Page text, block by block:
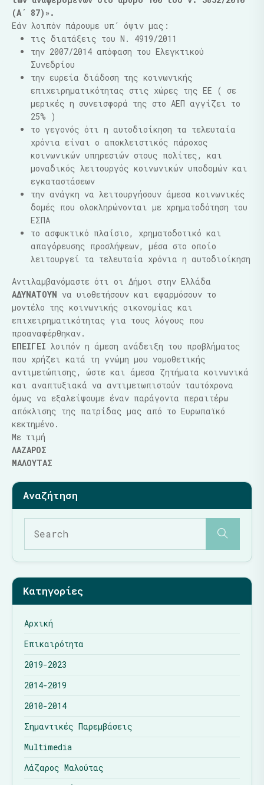
(Α΄ 87)».
Εάν λοιπόν πάρουμε υπ´ όψιν μας:
τις διατάξεις του Ν. 4919/2011
την 2007/2014 απόφαση του Ελεγκτικού
Συνεδρίου
την ευρεία διάδοση της κοινωνικής
επιχειρηματικότητας στις χώρες της ΕΕ ( σε
μερικές η συνεισφορά της στο ΑΕΠ αγγίζει το
25% )
το γεγονός ότι η αυτοδιοίκηση τα τελευταία
χρόνια είναι ο αποκλειστικός πάροχος
κοινωνικών υπηρεσιών στους πολίτες, και
μοναδικός λειτουργός κοινωνικών υποδομών και
εγκαταστάσεων
την ανάγκη να λειτουργήσουν άμεσα κοινωνικές
δομές που ολοκληρώνονται με χρηματοδότηση του
ΕΣΠΑ
το ασφυκτικό πλαίσιο, χρηματοδοτικό και
απαγόρευσης προσλήψεων, μέσα στο οποίο
λειτουργεί τα τελευταία χρόνια η αυτοδιοίκηση
Αντιλαμβανόμαστε ότι οι Δήμοι στην Ελλάδα
ΑΔΥΝΑΤΟΥΝ να υιοθετήσουν και εφαρμόσουν το
μοντέλο της κοινωνικής οικονομίας και
επιχειρηματικότητας για τους λόγους που
προαναφέρθηκαν.
ΕΠΕΙΓΕΙ λοιπόν η άμεση ανάδειξη του προβλήματος
που χρήζει κατά τη γνώμη μου νομοθετικής
αντιμετώπισης, ώστε και άμεσα ζητήματα κοινωνικά
και αναπτυξιακά να αντιμετωπιστούν ταυτόχρονα
όμως να εξαλείψουμε έναν παράγοντα περαιτέρω
απόκλισης της πατρίδας μας από το Ευρωπαϊκό
κεκτημένο.
Με τιμή
ΛΑΖΑΡΟΣ
Κατηγορίες
Αρχική
Επικαιρότητα
2019-2023
2014-2019
2010-2014
Σημαντικές Παρεμβάσεις
Multimedia
Λάζαρος Μαλούτας